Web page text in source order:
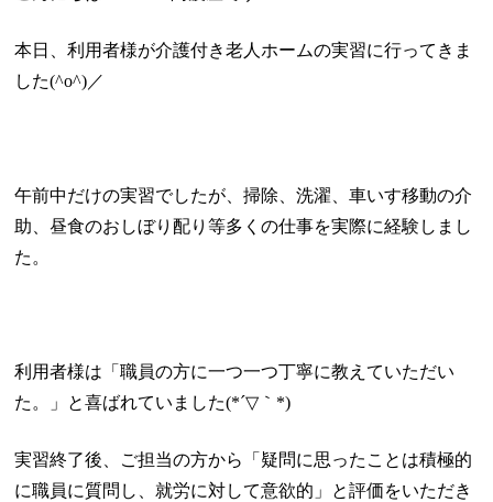
本日、利用者様が介護付き老人ホームの実習に行ってきま
した(^o^)／
午前中だけの実習でしたが、掃除、洗濯、車いす移動の介
助、昼食のおしぼり配り等多くの仕事を実際に経験しまし
た。
利用者様は「職員の方に一つ一つ丁寧に教えていただい
た。」と喜ばれていました(*´▽｀ *)
実習終了後、ご担当の方から「疑問に思ったことは積極的
に職員に質問し、就労に対して意欲的」と評価をいただき